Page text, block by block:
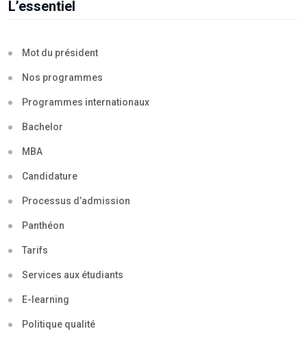
L’essentiel
Mot du président
Nos programmes
Programmes internationaux
Bachelor
MBA
Candidature
Processus d’admission
Panthéon
Tarifs
Services aux étudiants
E-learning
Politique qualité